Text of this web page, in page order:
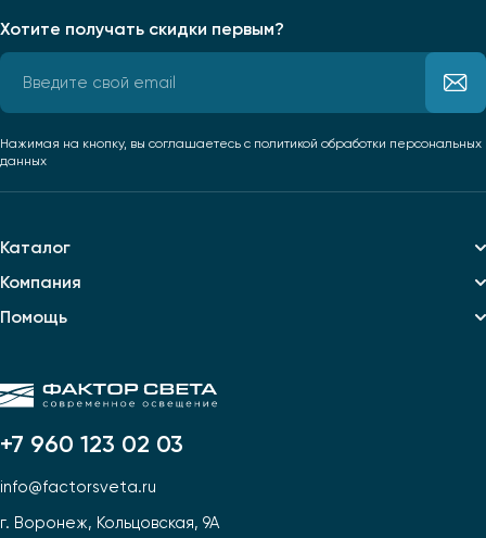
+7 960 123 02 03
info@factorsveta.ru
г. Воронеж, Кольцовская, 9А
Каталог
Компания
Помощь
Хотите получать скидки первым?
Нажимая на кнопку, вы соглашаетесь с политикой обработки персональных
данных